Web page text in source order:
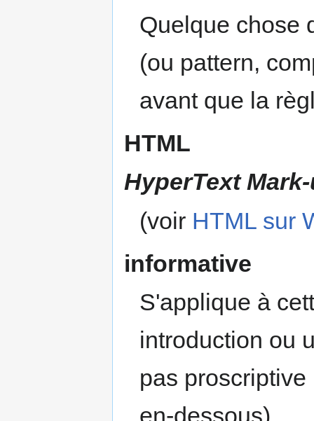
Quelque chose
(ou pattern,
avant que la
HTML
HyperTextM
(voir HTML sur
informative
S'applique à
introduction ou
pas
en-dessous)